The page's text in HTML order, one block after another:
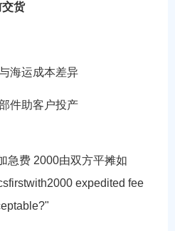
货
海运成本差异
件助客户投产
急费 2000由双方平摊如
firstwith2000 expedited fee